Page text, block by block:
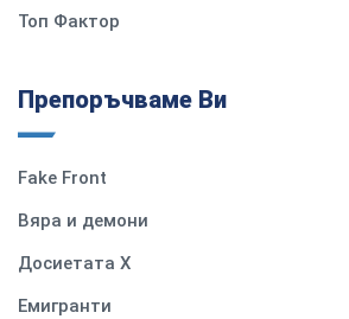
Топ Фактор
Препоръчваме Ви
Fake Front
Вяра и демони
Досиетата Х
Емигранти